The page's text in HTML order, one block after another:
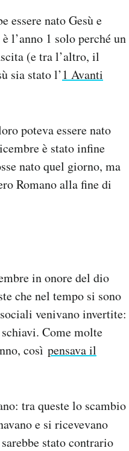
essere nato Gesù e
l’anno 1 solo perché un
(e tra l’altro, il
sia stato l’1 Avanti
poteva essere nato
è stato infine
nato quel giorno, ma
Romano alla fine di
in onore del dio
che nel tempo si sono
venivano invertite:
Come molte
così pensava il
tra queste lo scambio
e si ricevevano
stato contrario